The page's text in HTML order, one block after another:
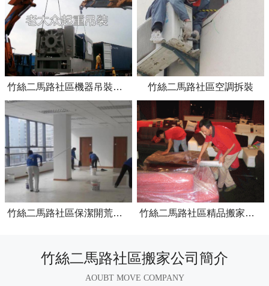
竹絲二馬路社區機器吊裝上樓 竹絲二馬路社區空調拆裝
竹絲二馬路社區保潔開荒服務 竹絲二馬路社區精品搬家日式搬家
竹絲二馬路社區搬家公司簡介
AOUBT MOVE COMPANY